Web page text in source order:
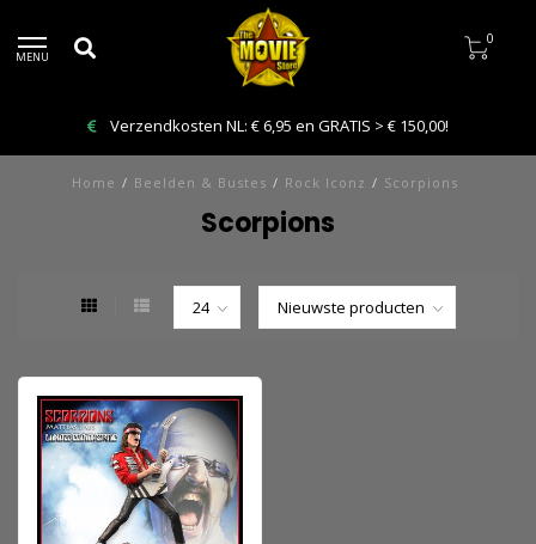
MENU
0
Verzendkosten NL: € 6,95 en GRATIS > € 150,00!
Home / Beelden & Bustes / Rock Iconz / Scorpions
Scorpions